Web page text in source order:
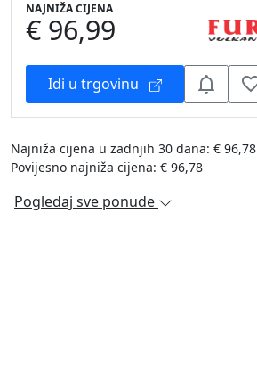
NAJNIŽA CIJENA
€ 96,99
Idi u trgovinu
Najniža cijena u zadnjih 30 dana: € 96,78
Povijesno najniža cijena: € 96,78
Pogledaj sve ponude